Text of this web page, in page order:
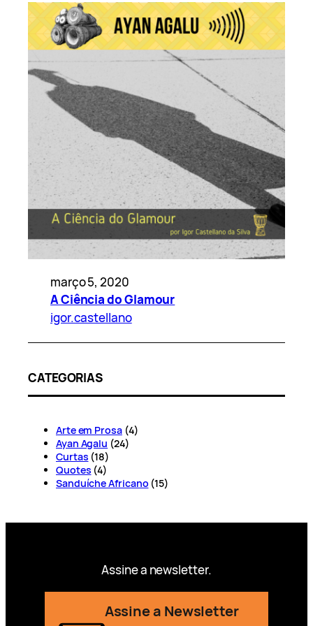
março 5, 2020
A Ciência do Glamour
igor.castellano
CATEGORIAS
Arte em Prosa(4)
Ayan Agalu (24)
Curtas (18)
Quotes (4)
Sanduíche Africano (15)
Assine a newsletter.
Assine a Newsletter